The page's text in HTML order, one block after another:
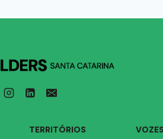
TERRITÓRIOS VOZES